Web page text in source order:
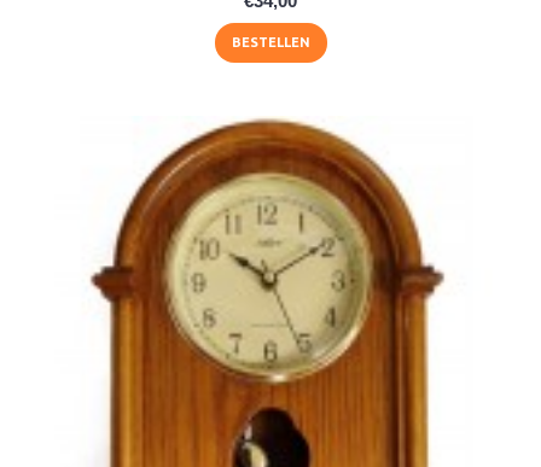
BESTELLEN